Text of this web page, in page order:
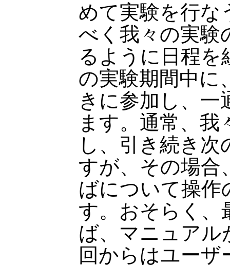
めて実験を行な
べく我々の実験
るように日程を
の実験期間中に
きに参加し、一
ます。通常、我
し、引き続き
すが、その場合
ばについて操作
す。おそらく、
ば、マニュアル
回からはユー